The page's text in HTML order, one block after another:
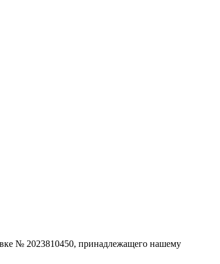
№ 2023810450, принадлежащего нашему